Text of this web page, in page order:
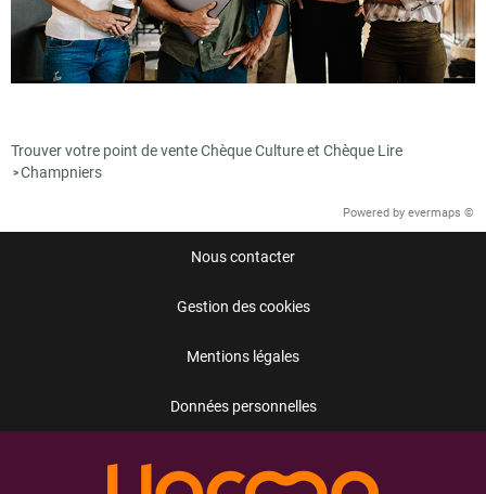
Trouver votre point de vente Chèque Culture et Chèque Lire
>Champniers
Powered by evermaps ©
Nous contacter
Gestion des cookies
Mentions légales
Données personnelles